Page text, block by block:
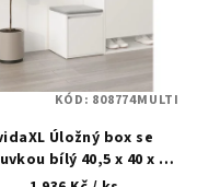
Úložný box se
bílý 40,5 x 40 x 40
cm kompozitní dřevo
KÓD: 808774MULTI